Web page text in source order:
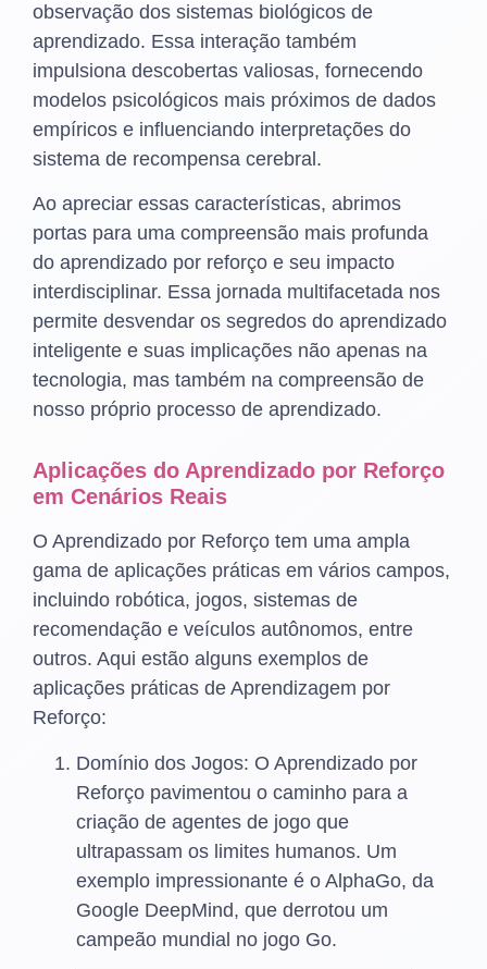
observação dos sistemas biológicos de
aprendizado. Essa interação também
impulsiona descobertas valiosas, fornecendo
modelos psicológicos mais próximos de dados
empíricos e influenciando interpretações do
sistema de recompensa cerebral.
Ao apreciar essas características, abrimos
portas para uma compreensão mais profunda
do aprendizado por reforço e seu impacto
interdisciplinar. Essa jornada multifacetada nos
permite desvendar os segredos do aprendizado
inteligente e suas implicações não apenas na
tecnologia, mas também na compreensão de
nosso próprio processo de aprendizado.
Aplicações do Aprendizado por Reforço
em Cenários Reais
O Aprendizado por Reforço tem uma ampla
gama de aplicações práticas em vários campos,
incluindo robótica, jogos, sistemas de
recomendação e veículos autônomos, entre
outros. Aqui estão alguns exemplos de
aplicações práticas de Aprendizagem por
Reforço:
Domínio dos Jogos: O Aprendizado por
Reforço pavimentou o caminho para a
criação de agentes de jogo que
ultrapassam os limites humanos. Um
exemplo impressionante é o AlphaGo, da
Google DeepMind, que derrotou um
campeão mundial no jogo Go.